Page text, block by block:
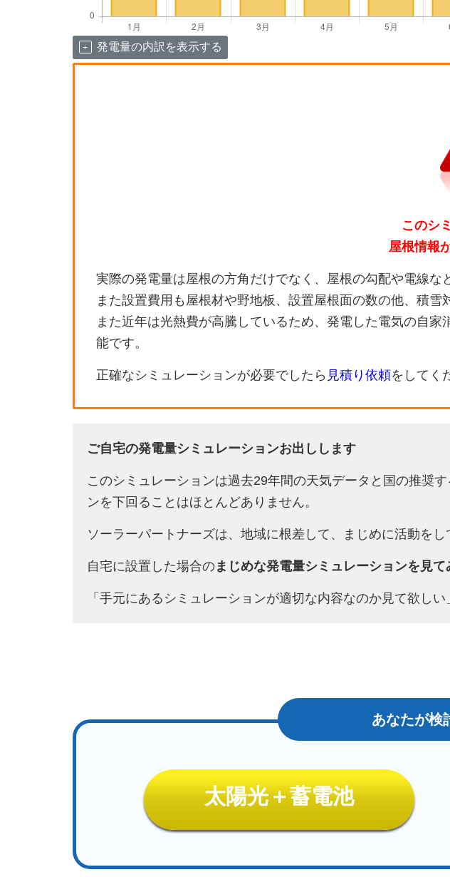
発電量の内訳を表示する
このシ
屋根情報
実際の発電量は屋根の方角だけでなく、屋根の勾配や電線な
また設置費用も屋根材や野地板、設置屋根面の数の他、積雪
また近年は光熱費が高騰しているため、発電した電気の自
能です。
正確なシミュレーションが必要でしたら 見積り依頼をしてく
ご自宅の発電量シミュレーションお出しします
このシミュレーションは過去29年間の天気データと国の推奨
ンを下回ることはほとんどありません。
ソーラーパートナーズは、地域に根差して、まじめに活動を
自宅に設置した場合のまじめな発電量シミュレーションを見
「手元にあるシミュレーションが適切な内容なのか見て欲し
太陽光＋蓄電池